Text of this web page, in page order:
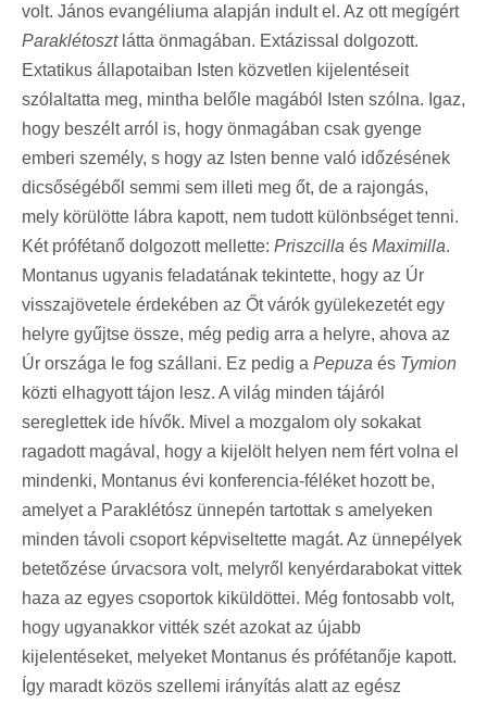
volt. János evangéliuma alapján indult el. Az ott megígért
Paraklétosztlátta önmagában. Extázissal dolgozott.
Extatikus állapotaiban Isten közvetlen kijelentéseit
szólaltatta meg, mintha belőle magából Isten szólna. Igaz,
hogy beszélt arról is, hogy önmagában csak gyenge
emberi személy, s hogy az Isten benne való időzésének
dicsőségéből semmi sem illeti meg őt, de a rajongás,
mely körülötte lábra kapott, nem tudott különbséget tenni.
Két prófétanő dolgozott mellette: Priszcilla és Maximilla.
Montanus ugyanis feladatának tekintette, hogy az Úr
visszajövetele érdekében az Őt várók gyülekezetét egy
helyre gyűjtse össze, még pedig arra a helyre, ahova az
Úr országa le fog szállani. Ez pedig a Pepuza és Tymion
közti elhagyott tájon lesz. A világ minden tájáról
sereglettek ide hívők. Mivel a mozgalom oly sokakat
ragadott magával, hogy a kijelölt helyen nem fért volna el
mindenki, Montanus évi konferencia-féléket hozott be,
amelyet a Paraklétósz ünnepén tartottak s amelyeken
minden távoli csoport képviseltette magát. Az ünnepélyek
betetőzése úrvacsora volt, melyről kenyérdarabokat vittek
haza az egyes csoportok kiküldöttei. Még fontosabb volt,
hogy ugyanakkor vitték szét azokat az újabb
kijelentéseket, melyeket Montanus és prófétanője kapott.
Így maradt közös szellemi irányítás alatt az egész